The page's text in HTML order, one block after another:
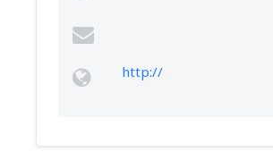
http://